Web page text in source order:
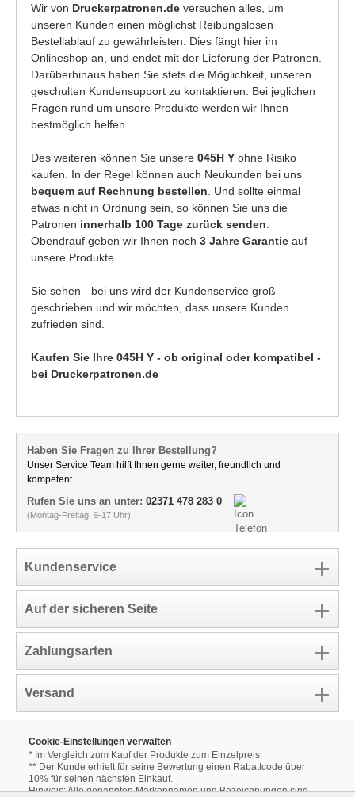
Wir von Druckerpatronen.de versuchen alles, um
unseren Kunden einen möglichst Reibungslosen
Bestellablauf zu gewährleisten. Dies fängt hier im
Onlineshop an, und endet mit der Lieferung der Patronen.
Darüberhinaus haben Sie stets die Möglichkeit, unseren
geschulten Kundensupport zu kontaktieren. Bei jeglichen
Fragen rund um unsere Produkte werden wir Ihnen
bestmöglich helfen.
Des weiteren können Sie unsere 045H Y ohne Risiko
kaufen. In der Regel können auch Neukunden bei uns
bequem auf Rechnung bestellen . Und sollte einmal
etwas nicht in Ordnung sein, so können Sie uns die
Patronen innerhalb 100 Tage zurück senden
Obendrauf geben wir Ihnen noch 3 Jahre Garantie auf
unsere Produkte.
Sie sehen - bei uns wird der Kundenservice groß
geschrieben und wir möchten, dass unsere Kunden
zufrieden sind.
Kaufen Sie Ihre 045H Y - ob original oder kompatibel -
bei Druckerpatronen.de
Haben Sie Fragen zu Ihrer Bestellung?
Unser Service Team hilft Ihnen gerne weiter, freundlich und
kompetent.
Rufen Sie uns an unter: 02371 478 283 0
(Montag-Freitag, 9-17 Uhr)
Kundenservice
Auf der sicheren Seite
Zahlungsarten
Versand
Cookie-Einstellungen verwalten
* Im Vergleich zum Kauf der Produkte zum Einzelpreis
** Der Kunde erhielt für seine Bewertung einen Rabattcode über
10% für seinen nächsten Einkauf.
Hinweis: Alle genannten Markennamen und Bezeichnungen sind